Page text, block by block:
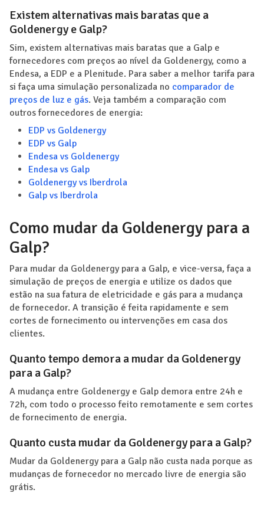
Existem alternativas mais baratas que a
Goldenergy e Galp?
Sim, existem alternativas mais baratas que a Galp e
fornecedores com preços ao nível da Goldenergy, como a
Endesa, a EDP e a Plenitude. Para saber a melhor tarifa para
si faça uma simulação personalizada no comparador de
preços de luz e gás. Veja também a comparação com
outros fornecedores de energia:
EDP vs Goldenergy
EDP vs Galp
Endesa vs Goldenergy
Endesa vs Galp
Goldenergy vs Iberdrola
Galp vs Iberdrola
Como mudar da Goldenergy para a
Galp?
Para mudar da Goldenergy para a Galp, e vice-versa, faça a
simulação de preços de energia e utilize os dados que
estão na sua fatura de eletricidade e gás para a mudança
de fornecedor. A transição é feita rapidamente e sem
cortes de fornecimento ou intervenções em casa dos
clientes.
Quanto tempo demora a mudar da Goldenergy
para a Galp?
A mudança entre Goldenergy e Galp demora entre 24h e
72h, com todo o processo feito remotamente e sem cortes
de fornecimento de energia.
Quanto custa mudar da Goldenergy para a Galp?
Mudar da Goldenergy para a Galp não custa nada porque as
mudanças de fornecedor no mercado livre de energia são
grátis.